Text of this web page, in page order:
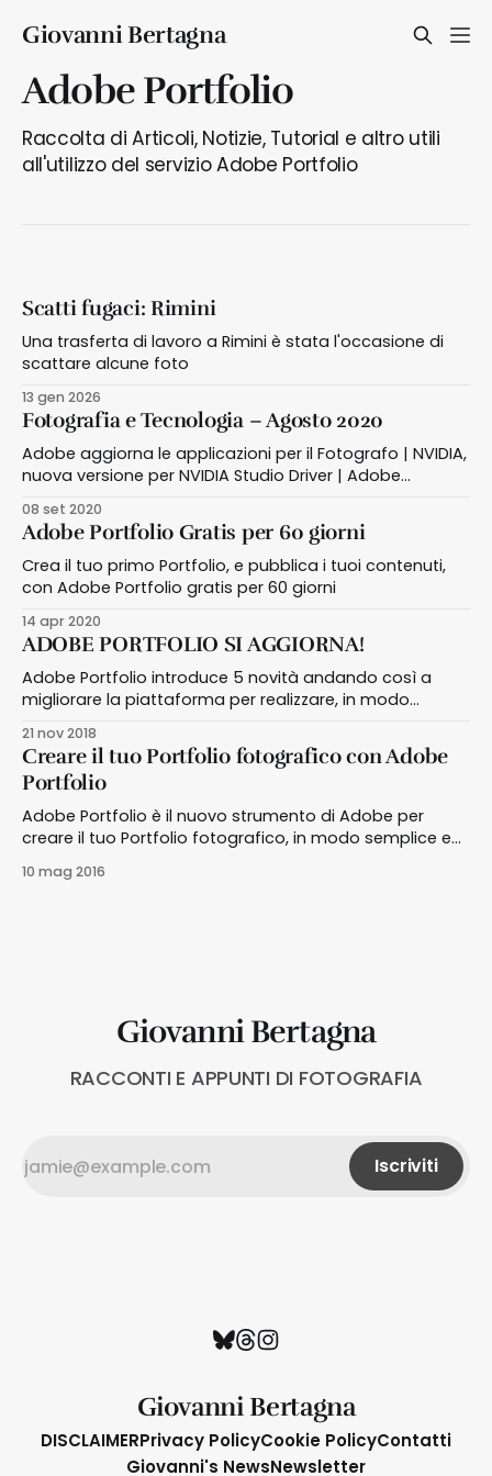
Giovanni Bertagna
Adobe Portfolio
Raccolta di Articoli, Notizie, Tutorial e altro utili
all'utilizzo del servizio Adobe Portfolio
Scatti fugaci: Rimini
Una trasferta di lavoro a Rimini è stata l'occasione di
scattare alcune foto
13 gen 2026
Fotografia e Tecnologia – Agosto 2020
Adobe aggiorna le applicazioni per il Fotografo | NVIDIA,
nuova versione per NVIDIA Studio Driver | Adobe
08 set 2020
Adobe Portfolio Gratis per 60 giorni
Crea il tuo primo Portfolio, e pubblica i tuoi contenuti,
con Adobe Portfolio gratis per 60 giorni
14 apr 2020
ADOBE PORTFOLIO SI AGGIORNA!
Adobe Portfolio introduce 5 novità andando così a
migliorare la piattaforma per realizzare, in modo
21 nov 2018
Creare il tuo Portfolio fotografico con Adobe
Portfolio
Adobe Portfolio è il nuovo strumento di Adobe per
creare il tuo Portfolio fotografico, in modo semplice e
codice
10 mag 2016
Giovanni Bertagna
RACCONTI E APPUNTI DI FOTOGRAFIA
Iscriviti
Giovanni Bertagna
DISCLAIMERPrivacy PolicyCookie PolicyContatti
Giovanni's NewsNewsletter